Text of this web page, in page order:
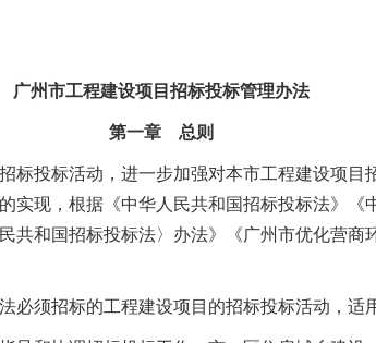
广州市工程建设项目招标投标管理办法
第一章 总则
标投标活动，进一步加强对本市工程建设项目
实现，根据《中华人民共和国招标投标法》《
共和国招标投标法〉办法》《广州市优化营商
必须招标的工程建设项目的招标投标活动，适